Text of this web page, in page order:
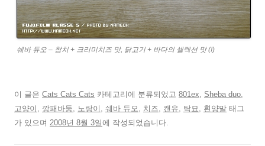
쉐바 듀오 – 참치 + 크리미치즈 맛, 닭고기 + 바다의 셀렉션 맛 (!)
이 글은 Cats Cats Cats 카테고리에 분류되었고 801ex, Sheba duo,
고양이 , 깡패바둥, 노랑이 , 쉐바 듀오, 치즈, 캔유, 탁묘, 흰양말 태그
가 있으며 2008년 8월 3일에 작성되었습니다.